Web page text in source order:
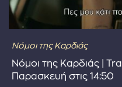
Νόμοι της Καρδιάς
Νόμοι της Καρδιάς |
Παρασκευή στις 14:50